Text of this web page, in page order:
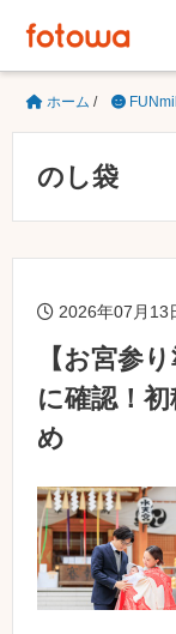
ホーム /
のし袋
2026年07月13
【お宮参
に確認！
め